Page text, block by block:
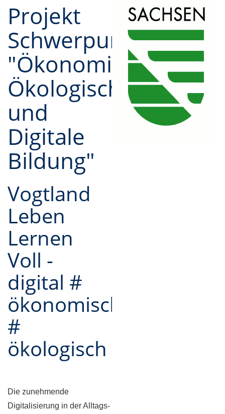
Projekt
"Ökonomische,
Ökologische
und
Digitale
Bildung"
Vogtland
Leben
Lernen
Voll -
digital #
ökonomisch
#
ökologisch
Die zunehmende
Digitalisierung in der Alltags-